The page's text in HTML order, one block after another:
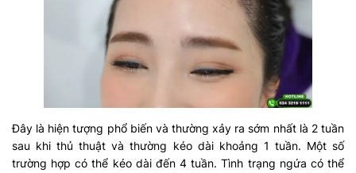
Đây là hiện tượng phổ biến và thường xảy ra sớm nhất là 2 tuần
sau khi thủ thuật và thường kéo dài khoảng 1 tuần. Một số
trường hợp có thể kéo dài đến 4 tuần. Tình trạng ngứa có thể